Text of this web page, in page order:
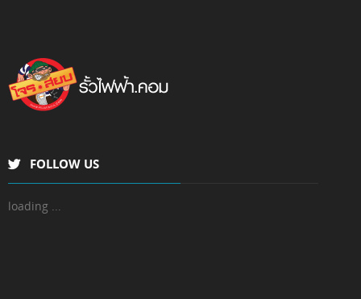
FOLLOW US
loading ...